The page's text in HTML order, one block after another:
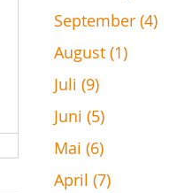
September (4)
August (1)
Juli (9)
Juni (5)
Mai (6)
April (7)